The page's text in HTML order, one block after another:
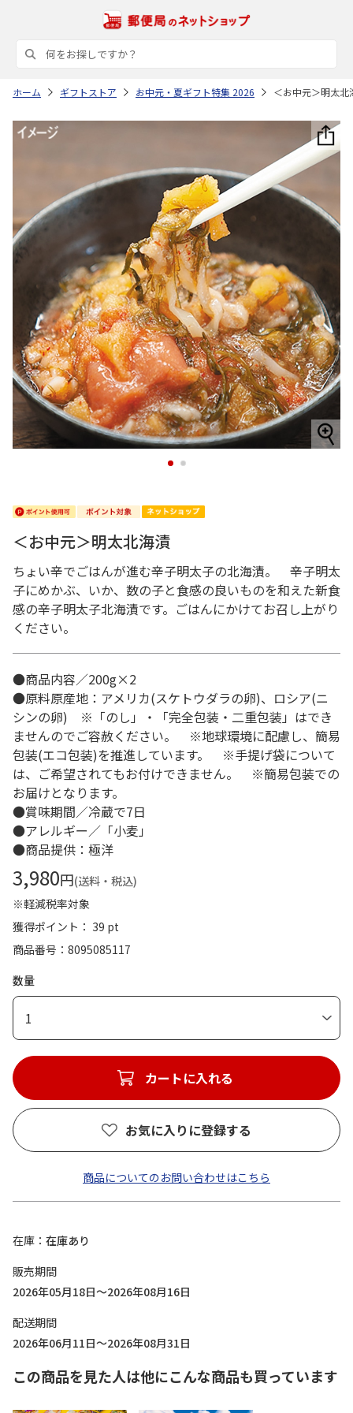
ホーム ギフトストア お中元・夏ギフト特集 2026 ＜お中元＞明太北
1 2
＜お中元＞明太北海漬
ちょい辛でごはんが進む辛子明太子の北海漬。 辛子明太
子にめかぶ、いか、数の子と食感の良いものを和えた新食
感の辛子明太子北海漬です。ごはんにかけてお召し上がり
ください。
●商品内容／200g×2
●原料原産地：アメリカ(スケトウダラの卵)、ロシア(ニ
シンの卵) ※「のし」・「完全包装・二重包装」はでき
ませんのでご容赦ください。 ※地球環境に配慮し、簡易
包装(エコ包装)を推進しています。 ※手提げ袋について
は、ご希望されてもお付けできません。 ※簡易包装での
お届けとなります。
●賞味期間／冷蔵で7日
●アレルギー／「小麦」
●商品提供：極洋
3,980円(送料・税込)
※軽減税率対象
獲得ポイント： 39 pt
商品番号
8095085117
数量
1
カートに入れる
お気に入りに登録する
商品についてのお問い合わせはこちら
在庫
在庫あり
販売期間
2026年05月18日～2026年08月16日
配送期間
2026年06月11日～2026年08月31日
この商品を見た人は他にこんな商品も買っています